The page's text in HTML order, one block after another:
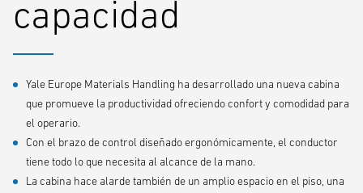
capacidad
Yale Europe Materials Handling ha desarrollado una nueva cabina
que promueve la productividad ofreciendo confort y comodidad para
el operario.
Con el brazo de control diseñado ergonómicamente, el conductor
tiene todo lo que necesita al alcance de la mano.
La cabina hace alarde también de un amplio espacio en el piso, una